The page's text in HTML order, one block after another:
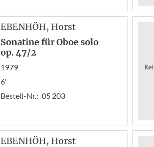
EBENHÖH, Horst
Sonatine für Oboe solo
op. 47/2
1979
6'
Bestell-Nr.: 05 203
EBENHÖH, Horst